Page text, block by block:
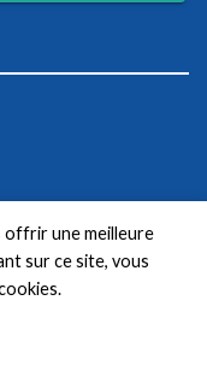
offrir une meilleure
sur ce site, vous